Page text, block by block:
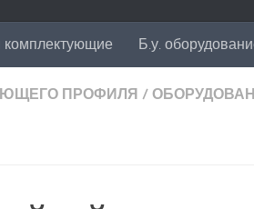
Б.у.
ПРОФИЛЯ /